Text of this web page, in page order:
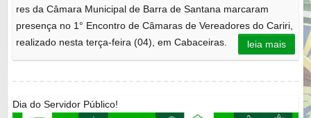
res da Câmara Municipal de Barra de Santana marcaram
presença no 1° Encontro de Câmaras de Vereadores do Cariri,
realizado nesta terça-feira (04), em Cabaceiras.
leia mais
Dia do Servidor Público!